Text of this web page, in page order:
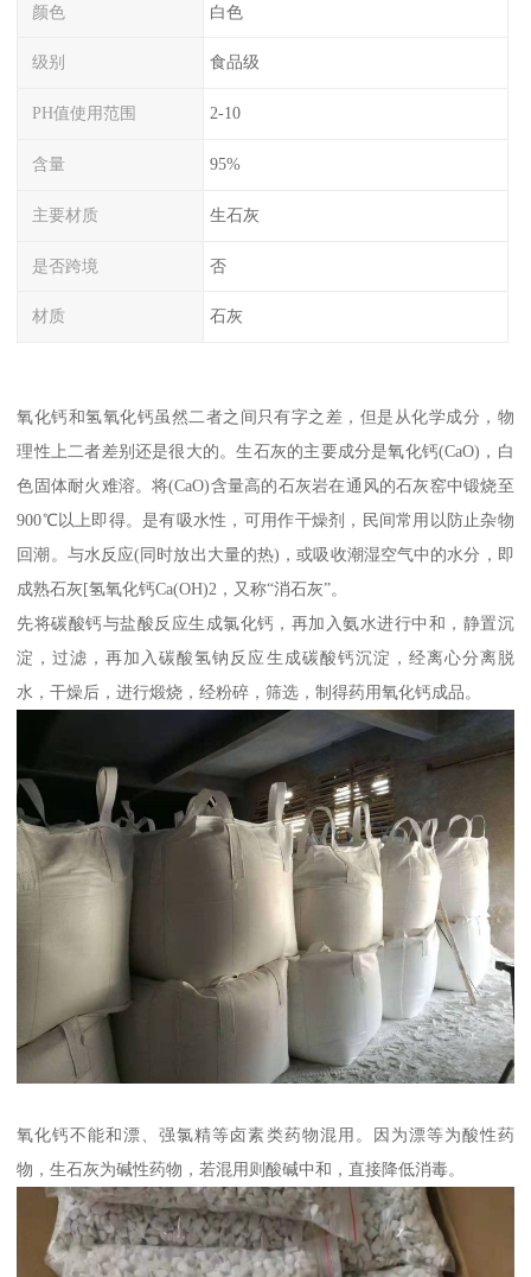
颜色 白色
级别 食品级
PH值使用范围 2-10
含量 95%
主要材质 生石灰
是否跨境 否
材质 石灰
氧化钙和氢氧化钙虽然二者之间只有字之差，但是从化学成分，物
理性上二者差别还是很大的。生石灰的主要成分是氧化钙(CaO)，白
色固体耐火难溶。将(CaO)含量高的石灰岩在通风的石灰窑中锻烧至
900℃以上即得。是有吸水性，可用作干燥剂，民间常用以防止杂物
回潮。与水反应(同时放出大量的热)，或吸收潮湿空气中的水分，即
成熟石灰[氢氧化钙Ca(OH)2，又称“消石灰”。
先将碳酸钙与盐酸反应生成氯化钙，再加入氨水进行中和，静置沉
淀，过滤，再加入碳酸氢钠反应生成碳酸钙沉淀，经离心分离脱
水，干燥后，进行煅烧，经粉碎，筛选，制得药用氧化钙成品。
氧化钙不能和漂、强氯精等卤素类药物混用。因为漂等为酸性药
物，生石灰为碱性药物，若混用则酸碱中和，直接降低消毒。